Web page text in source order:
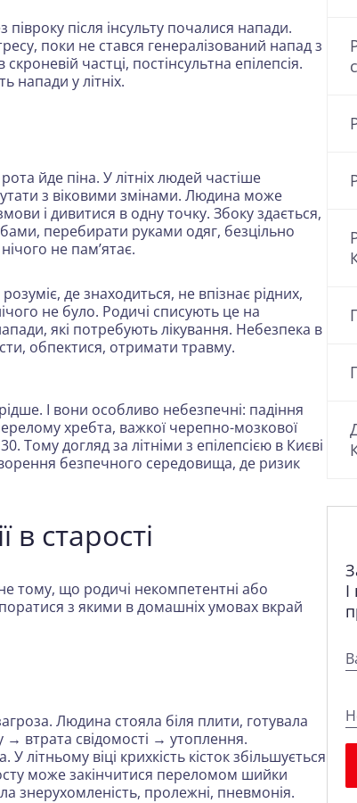
після інсульту почалися напади.
поки не стався генералізований напад з
частці, постінсультна епілепсія.
напади у літніх.
йде піна. У літніх людей частіше
з віковими змінами. Людина може
і дивитися в одну точку. Збоку здається,
перебирати руками одяг, безцільно
не пам’ятає.
де знаходиться, не впізнає рідних,
не було. Родичі списують це на
які потребують лікування. Небезпека в
обпектися, отримати травму.
І вони особливо небезпечні: падіння
хребта, важкої черепно-мозкової
Тому догляд за літніми з епілепсією в Києві
безпечного середовища, де ризик
в старості
тому, що родичі некомпетентні або
з якими в домашніх умовах вкрай
Людина стояла біля плити, готувала
втрата свідомості → утоплення.
віці крихкість кісток збільшується
може закінчитися переломом шийки
знерухомленість, пролежні, пневмонія.